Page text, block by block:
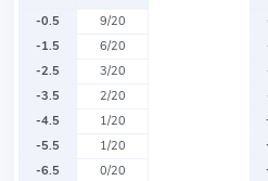
-0.5
9/20
-1.5
6/20
-2.5
3/20
-3.5
2/20
-4.5
1/20
-5.5
1/20
-6.5
0/20